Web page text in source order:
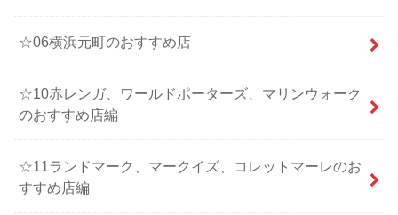
☆06横浜元町のおすすめ店
☆10赤レンガ、ワールドポーターズ、マリンウォーク
のおすすめ店編
☆11ランドマーク、マークイズ、コレットマーレのお
すすめ店編